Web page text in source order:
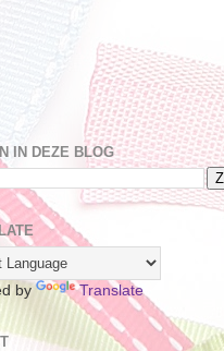
IN DEZE BLOG
by Translate